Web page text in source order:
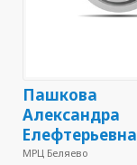
Пашкова
Александра
Елефтерьевна
МРЦ Беляево